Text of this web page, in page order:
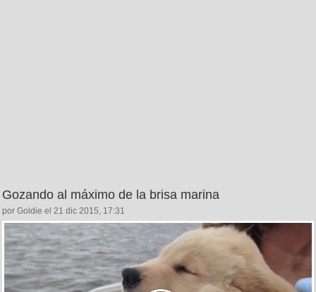
Gozando al máximo de la brisa marina
por Goldie el 21 dic 2015, 17:31